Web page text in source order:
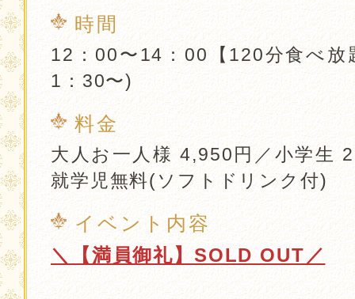
時間
12：00〜14：00【120分食べ放
1：30〜)
料金
大人お一人様 4,950円／小学生
就学児無料(ソフトドリンク付)
イベント内容
＼【満員御礼】SOLD OUT／